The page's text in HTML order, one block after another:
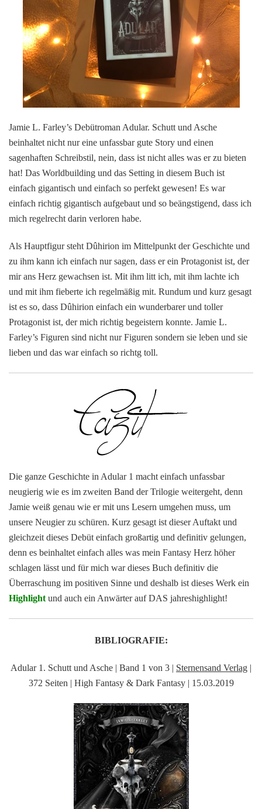
Jamie L. Farley’s Debütroman Adular. Schutt und Asche
beinhaltet nicht nur eine unfassbar gute Story und einen
sagenhaften Schreibstil, nein, dass ist nicht alles was er zu bieten
hat! Das Worldbuilding und das Setting in diesem Buch ist
einfach gigantisch und einfach so perfekt gewesen! Es war
einfach richtig gigantisch aufgebaut und so beängstigend, dass ich
mich regelrecht darin verloren habe.
Als Hauptfigur steht Dûhirion im Mittelpunkt der Geschichte und
zu ihm kann ich einfach nur sagen, dass er ein Protagonist ist, der
mir ans Herz gewachsen ist. Mit ihm litt ich, mit ihm lachte ich
und mit ihm fieberte ich regelmäßig mit. Rundum und kurz gesagt
ist es so, dass Dûhirion einfach ein wunderbarer und toller
Protagonist ist, der mich richtig begeistern konnte. Jamie L.
Farley’s Figuren sind nicht nur Figuren sondern sie leben und sie
lieben und das war einfach so richtg toll.
Die ganze Geschichte in Adular 1 macht einfach unfassbar
neugierig wie es im zweiten Band der Trilogie weitergeht, denn
Jamie weiß genau wie er mit uns Lesern umgehen muss, um
unsere Neugier zu schüren. Kurz gesagt ist dieser Auftakt und
gleichzeit dieses Debüt einfach großartig und definitiv gelungen,
denn es beinhaltet einfach alles was mein Fantasy Herz höher
schlagen lässt und für mich war dieses Buch definitiv die
Überraschung im positiven Sinne und deshalb ist dieses Werk ein
Highlight und auch ein Anwärter auf DAS jahreshighlight!
BIBLIOGRAFIE:
Adular 1. Schutt und Asche | Band 1 von 3 | Sternensand Verlag |
372 Seiten | High Fantasy & Dark Fantasy | 15.03.2019